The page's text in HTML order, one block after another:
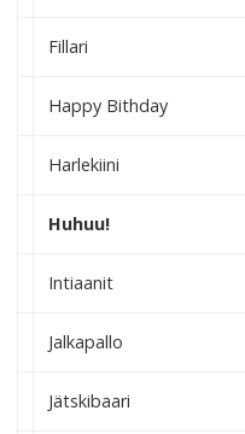
Fillari
Happy Bithday
Harlekiini
Huhuu!
Intiaanit
Jalkapallo
Jätskibaari